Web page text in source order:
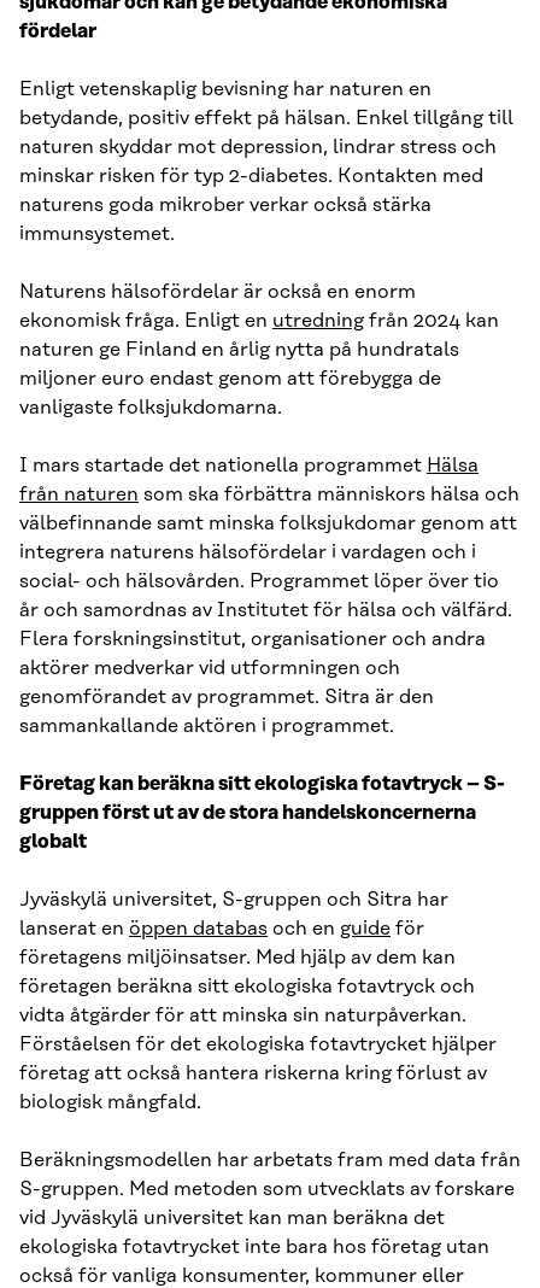
fördelar
Enligt vetenskaplig bevisning har naturen en
betydande, positiv effekt på hälsan. Enkel tillgång till
naturen skyddar mot depression, lindrar stress och
minskar risken för typ 2-diabetes. Kontakten med
naturens goda mikrober verkar också stärka
immunsystemet.
Naturens hälsofördelar är också en enorm
ekonomisk fråga. Enligt en utredningfrån 2024 kan
naturen ge Finland en årlig nytta på hundratals
miljoner euro endast genom att förebygga de
vanligaste folksjukdomarna.
I mars startade det nationella programmet Hälsa
från naturen som ska förbättra människors hälsa och
välbefinnande samt minska folksjukdomar genom att
integrera naturens hälsofördelar i vardagen och i
social- och hälsovården. Programmet löper över tio
år och samordnas av Institutet för hälsa och välfärd.
Flera forskningsinstitut, organisationer och andra
aktörer medverkar vid utformningen och
genomförandet av programmet. Sitra är den
sammankallande aktören i programmet.
Företag kan beräkna sitt ekologiska fotavtryck – S-
gruppen först ut av de stora handelskoncernerna
globalt
Jyväskylä universitet, S-gruppen och Sitra har
lanserat en öppen databas och en guide för
företagens miljöinsatser. Med hjälp av dem kan
företagen beräkna sitt ekologiska fotavtryck och
vidta åtgärder för att minska sin naturpåverkan.
Förståelsen för det ekologiska fotavtrycket hjälper
företag att också hantera riskerna kring förlust av
biologisk mångfald.
Beräkningsmodellen har arbetats fram med data från
S-gruppen. Med metoden som utvecklats av forskare
vid Jyväskylä universitet kan man beräkna det
ekologiska fotavtrycket inte bara hos företag utan
också för vanliga konsumenter, kommuner eller